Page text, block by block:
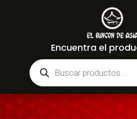
Encuentra el
Búsqueda
de
productos